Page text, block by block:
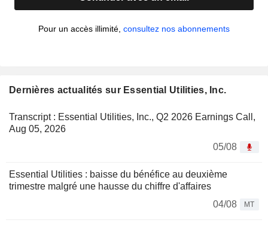
Pour un accès illimité, consultez nos abonnements
Dernières actualités sur Essential Utilities, Inc.
Transcript : Essential Utilities, Inc., Q2 2026 Earnings Call,
Aug 05, 2026
05/08
Essential Utilities : baisse du bénéfice au deuxième
trimestre malgré une hausse du chiffre d'affaires
04/08
MT